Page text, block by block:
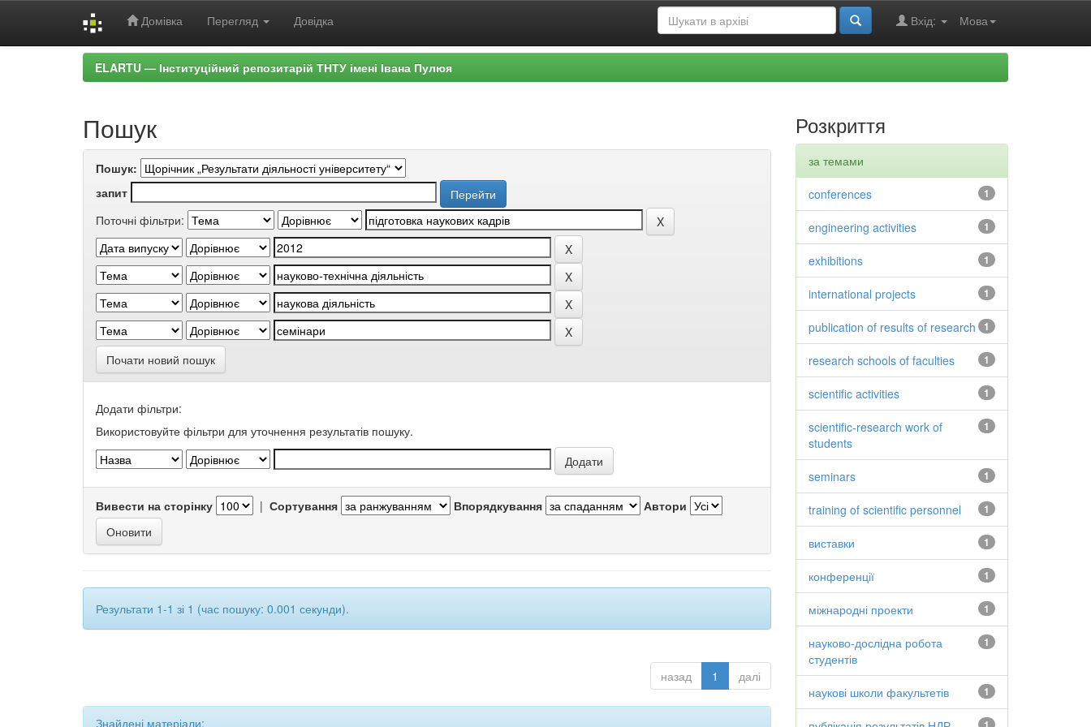
Домівка Перегляд Довідка Мова
Вхід:
ELARTU — Інституційний репозитарій ТНТУ імені Івана Пулюя
Пошук
Пошук:
запит
Поточні фільтри:
Почати новий пошук
Додати фільтри:
Використовуйте фільтри для уточнення результатів пошуку.
Вивести на сторінку | Сортування Впорядкування Автори
Результати 1-1 зі 1 (час пошуку: 0.001 секунди).
назад 1 далі
Знайдені матеріали:
Розкриття
за темами
1
conferences
1
engineering activities
1
exhibitions
1
international projects
1
publication of results of research
1
research schools of faculties
1
scientific activities
1
scientific-research work of
students
1
seminars
1
training of scientific personnel
1
виставки
1
конференції
1
міжнародні проекти
1
науково-дослідна робота
студентів
1
наукові школи факультетів